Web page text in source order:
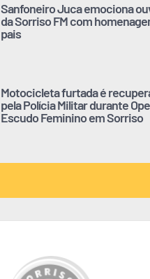
Sanfoneiro Juca emociona
da Sorriso FM com
pais
Motocicleta furtada é
pela Polícia Militar durante
Escudo Feminino em Sorriso